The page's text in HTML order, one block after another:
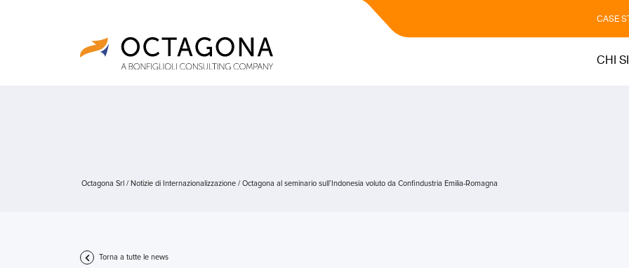
CASE
CHI
Octagona Srl / Notizie di Internazionalizzazione / Octagona al seminario sull’Indonesia voluto da Confindustria Emilia-Romagna
Torna a tutte le news